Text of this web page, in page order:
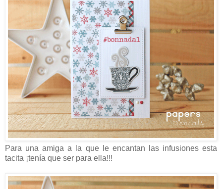
Para una amiga a la que le encantan las infusiones esta
tacita ¡tenía que ser para ella!!!